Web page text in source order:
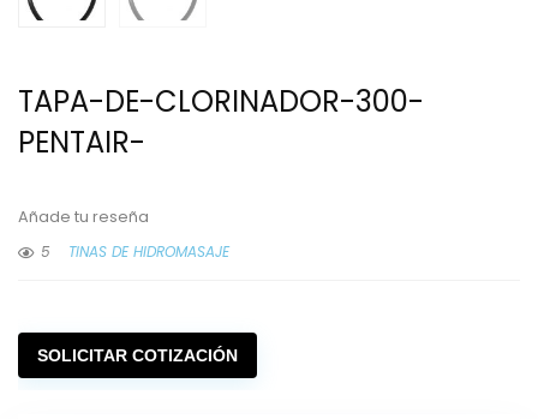
TAPA-DE-CLORINADOR-300-
PENTAIR-
Añade tu reseña
5
TINAS DE HIDROMASAJE
SOLICITAR COTIZACIÓN